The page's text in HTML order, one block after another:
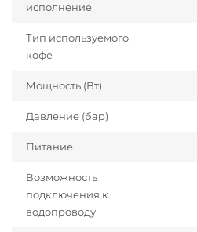
исполнение
Тип используемого
кофе
Мощность (Вт)
Давление (бар)
Питание
Возможность
подключения к
водопроводу